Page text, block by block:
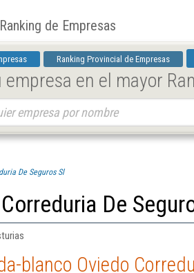
Ranking de Empresas
Ranking Provincial de Empresas
en el mayor
De Seguros Sl
De
blanco Oviedo